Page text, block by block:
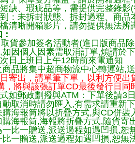
缺、瑕疵品等，需提供完整錄
：未拆封狀態、拆封過程、商品
清晰開箱影片，請勿提供無法辨
貨參加簽名活動者(進口版商品除
如因個人因素需取消訂單,煩請於
日上班日上午12時前來電通知
商品將集中超商物流中心轉運站,
寄出，請單筆下單，以利方便出
將與該張訂單CD最後發行日同
如郵政劃撥與ATM：下單後請3
取消時請勿匯入,有需求請重新
購海報筒將以折疊方式,與CD併裝
海報筒,海報將折疊方式,隨貨
比一贈送,派送過程如遇凹損,
一贈送,派送過程如遇凹損,恕無